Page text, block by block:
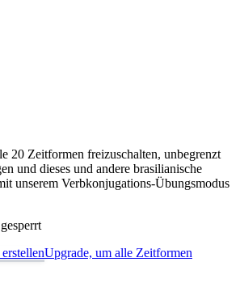
20 Zeitformen freizuschalten, unbegrenzt
und dieses und andere brasilianische
unserem Verbkonjugations-Übungsmodus
Upgrade, um alle Zeitformen